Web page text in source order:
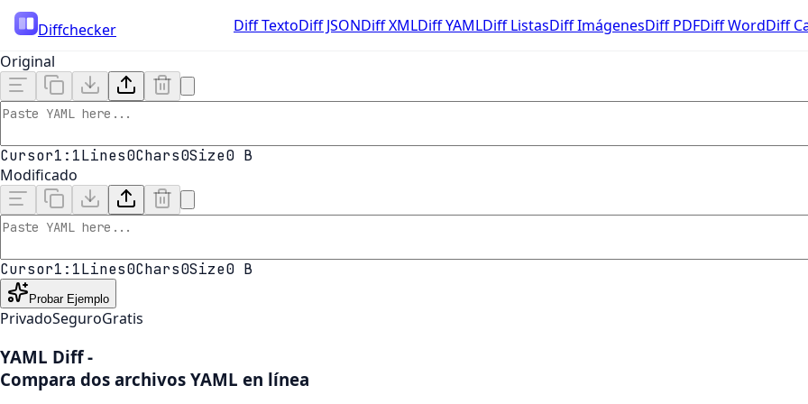
Diffchecker Diff TextoDiff JSONDiff XMLDiff YAMLDiff ListasDiff ImágenesDiff PDFDiff WordDiff
Original
Cursor1:1Lines0Chars0Size0 B
Modificado
Cursor1:1Lines0Chars0Size0 B
Probar Ejemplo
PrivadoSeguroGratis
YAML Diff-
Compara dos archivos YAML en línea